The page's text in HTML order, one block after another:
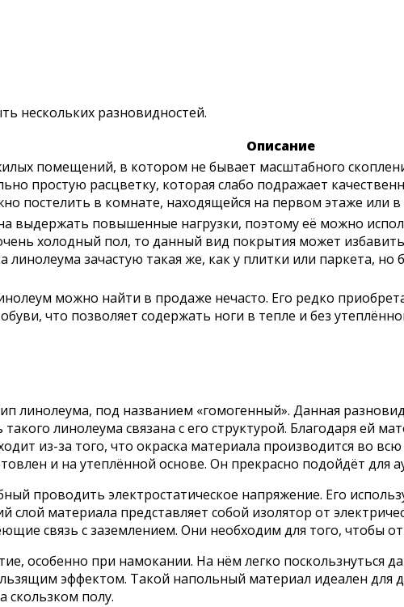
нескольких разновидностей.
Описание
помещений, в котором не бывает масштабного
простую расцветку, которая слабо подражает
постелить в комнате, находящейся на первом этаже или
выдержать повышенные нагрузки, поэтому её можно
холодный пол, то данный вид покрытия может
линолеума зачастую такая же, как у плитки или паркета,
можно найти в продаже нечасто. Его редко
что позволяет содержать ноги в тепле и без
линолеума, под названием «гомогенный». Данная
линолеума связана с его структурой. Благодаря ей
из-за того, что окраска материала производится во
и на утеплённой основе. Он прекрасно подойдёт для
проводить электростатическое напряжение. Его
материала представляет собой изолятор от
связь с заземлением. Они необходим для того, чтобы
особенно при намокании. На нём легко поскользнуться
эффектом. Такой напольный материал идеален для
скользком полу.